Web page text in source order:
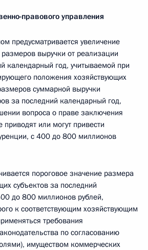
правового управления
предусматривается увеличение
выручки от реализации
календарный год, учитываемой при
положения хозяйствующих
суммарной выручки
за последний календарный год,
вопроса о праве заключения
или могут привести
с 400 до 800 миллионов
пороговое значение размера
субъектов за последний
до 800 миллионов рублей,
к соответствующим хозяйствующим
требования
по согласованию
имуществом коммерческих